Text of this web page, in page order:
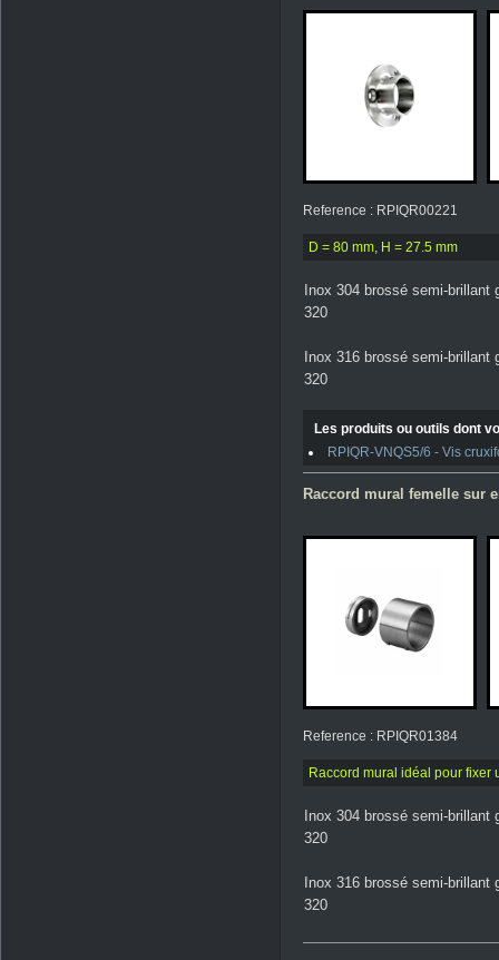
Reference : RPIQR00221
D = 80 mm, H = 27.5 mm
Inox 304 brossé semi-brillant
320
Inox 316 brossé semi-brillant
320
Les produits ou outils dont
RPIQR-VNQS5/6 - Vis
Raccord mural femelle sur
Reference : RPIQR01384
Raccord mural idéal pour fixer
Inox 304 brossé semi-brillant
320
Inox 316 brossé semi-brillant
320